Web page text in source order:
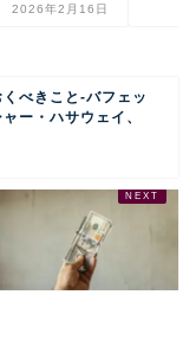
2026年2月16日
べきこと-バフェッ
ー・ハサウェイ、